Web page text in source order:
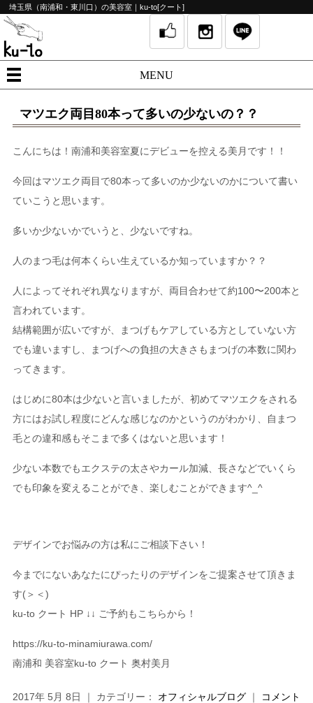
埼玉県（南浦和・東川口）の美容室｜ku-to[クート]
MENU
マツエク両目80本って多いの少ないの？？
こんにちは！南浦和美容室夏にデビューを控える美月です！！
今回はマツエク両目で80本って多いのか少ないのかについて書い
ていこうと思います。
多いか少ないかでいうと、少ないですね。
人のまつ毛は何本くらい生えているか知っていますか？？
人によってそれぞれ異なりますが、両目合わせて約100〜200本と
言われています。
結構範囲が広いですが、まつげもケアしている方としていない方
でも違いますし、まつげへの負担の大きさもまつげの本数に関わ
ってきます。
はじめに80本は少ないと言いましたが、初めてマツエクをされる
方にはお試し程度にどんな感じなのかというのがわかり、自まつ
毛との違和感もそこまで多くはないと思います！
少ない本数でもエクステの太さやカール加減、長さなどでいくら
でも印象を変えることができ、楽しむことができます^_^
デザインでお悩みの方は私にご相談下さい！
今までにないあなたにぴったりのデザインをご提案させて頂きま
す(＞＜)
ku-to クート HP ↓↓ ご予約もこちらから！
https://ku-to-minamiurawa.com/
南浦和 美容室ku-to クート 奥村美月
2017年 5月 8日 ｜ カテゴリー： オフィシャルブログ ｜ コメント